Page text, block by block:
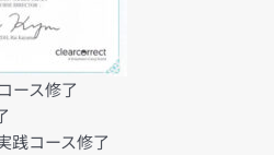
ース修了
践コース修了